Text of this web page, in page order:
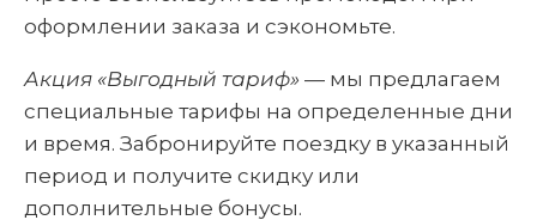
оформлении заказа и сэкономьте.
Акция «Выгодный тариф» — мы предлагаем
специальные тарифы на определенные дни
и время. Забронируйте поездку в указанный
период и получите скидку или
дополнительные бонусы.